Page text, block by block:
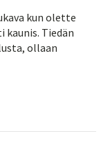
kun olette
kaunis. Tiedän
ollaan